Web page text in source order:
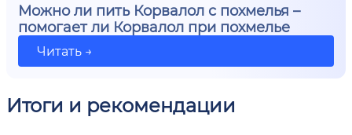
Можно ли пить Корвалол с похмелья –
помогает ли Корвалол при похмелье
Читать →
Итоги и рекомендации